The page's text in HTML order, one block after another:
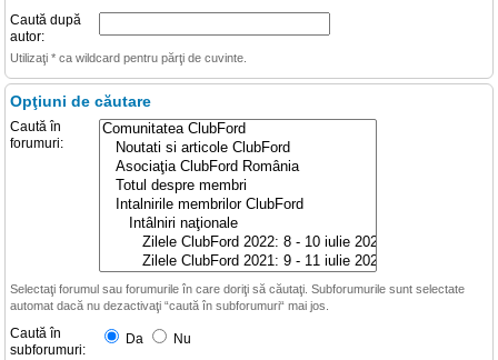
Caută după
autor:
Utilizaţi * ca wildcard pentru părţi de cuvinte.
Opţiuni de căutare
Caută în
forumuri:
Selectaţi forumul sau forumurile în care doriţi să căutaţi. Subforumurile sunt selectate
automat dacă nu dezactivaţi “caută în subforumuri“ mai jos.
Caută în
subforumuri:
Da Nu